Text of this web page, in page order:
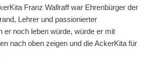
Franz Wallraff war Ehrenbürger der
Lehrer und passionierter
er noch leben würde, würde er mit
nach oben zeigen und die AckerKita für